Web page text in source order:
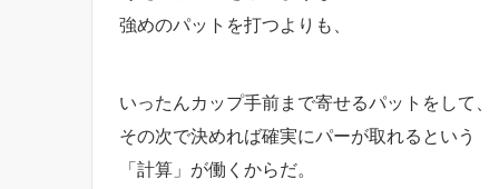
強めのパットを打つよりも、
いったんカップ手前まで寄せるパットをして、
その次で決めれば確実にパーが取れるという
「計算」が働くからだ。